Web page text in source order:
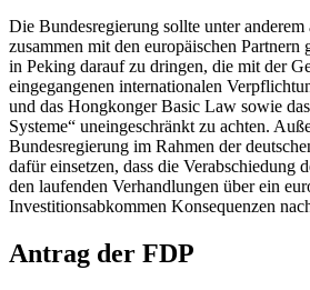
Die Bundesregierung sollte unter
zusammen mit den europäischen Partnern
in Peking darauf zu dringen, die mit der
eingegangenen internationalen
und das HongkongerBasic Law sowie
Systeme“ uneingeschränkt zu achten.
Bundesregierung im Rahmen der
dafür einsetzen, dass die Verabschiedung
den laufenden Verhandlungen über ein
Investitionsabkommen Konsequenzen
Antrag der FDP